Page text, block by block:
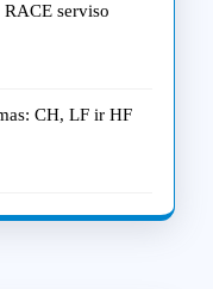
serviso
CH, LF ir HF